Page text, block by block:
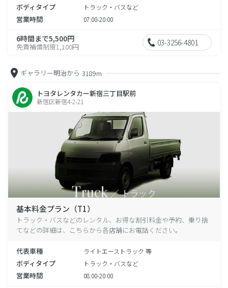
ボディタイプ トラック・バスなど
営業時間 07:00-20:00
6時間まで5,500円
免責補償制度1,100円 03-3256-4801
ギャラリー明治から 3189m
トヨタレンタカー新宿三丁目駅前
新宿区新宿4-2-21
基本料金プラン（T1）
トラック・バスなどのレンタル、お得な割引料金や予約、乗り捨
てなどの詳細は、こちらから各店舗にお電話ください。
代表車種 ライトエーストラック 等
ボディタイプ トラック・バスなど
営業時間 08:00-20:00